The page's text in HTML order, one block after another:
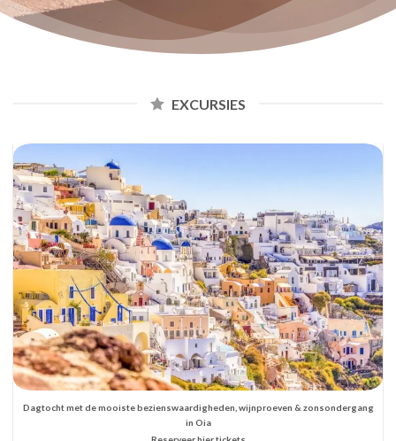
EXCURSIES
Dagtocht met de mooiste bezienswaardigheden, wijnproeven & zonsondergang
in Oia